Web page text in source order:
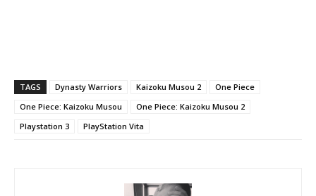
TAGS Dynasty Warriors Kaizoku Musou 2
One Piece
One Piece: Kaizoku Musou
One Piece: Kaizoku Musou 2
Playstation 3
PlayStation Vita